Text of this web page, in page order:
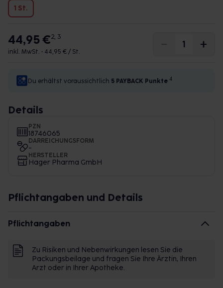
1 St.
44,95 €2, 3
inkl. MwSt. • 44,95 € / St.
Du erhältst voraussichtlich 5 PAYBACK Punkte 4
Details
PZN
18746065
DARREICHUNGSFORM
-
HERSTELLER
Hager Pharma GmbH
Pflichtangaben und Details
Pflichtangaben
Zu Risiken und Nebenwirkungen lesen Sie die
Packungsbeilage und fragen Sie Ihre Ärztin, Ihren
Arzt oder in Ihrer Apotheke.